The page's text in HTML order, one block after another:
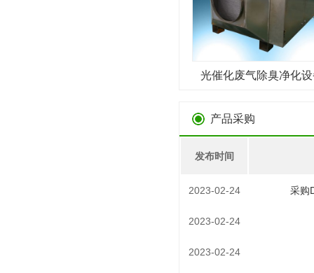
光催化废气除臭净化
产品采购
发布时间
2023-02-24 采购
2023-02-24
2023-02-24